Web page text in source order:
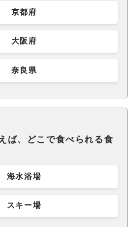
京都府
大阪府
奈良県
ば、どこで食べられる食
海水浴場
スキー場